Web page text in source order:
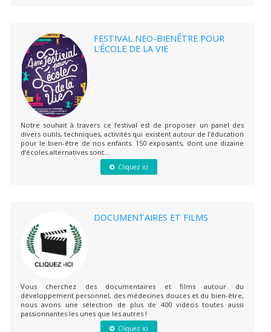
FESTIVAL NEO-BIENÊTRE POUR
L’ÉCOLE DE LA VIE
Notre souhait à travers ce festival est de proposer un panel des
divers outils, techniques, activités qui existent autour de l’éducation
pour le bien-être de nos enfants. 150 exposants, dont une dizaine
d’écoles alternatives sont...
Cliquez ici
DOCUMENTAIRES ET FILMS
Vous cherchez des documentaires et films autour du
développement personnel, des médecines douces et du bien-être,
nous avons une sélection de plus de 400 vidéos toutes aussi
passionnantes les unes que les autres !
Cliquez ici